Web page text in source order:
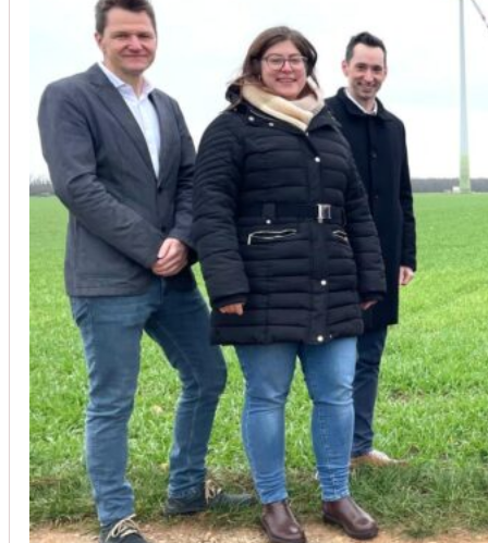
Unsere Kunden vertrauen auf unsere langjährige Erfahrung und
Christoph Windisch
aus unseren Google-Bewertungen
Vom Anbot bis zur Fertigstellung alles rasch und
(Umbau) wurde besprochen und problemlos gelöst.
Johanna Koe
aus unseren Google-Bewertungen
Sehr freundlich! Hat alles super geklappt!